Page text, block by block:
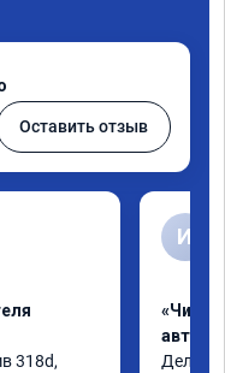
Оставить отзыв
318d,
И
«Чип
Делали